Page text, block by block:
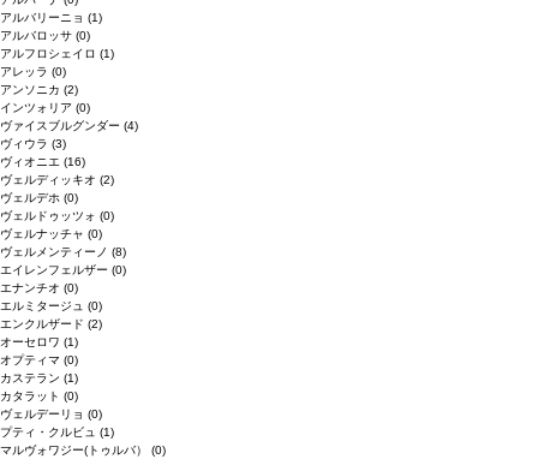
アルバリーニョ (1)
アルバロッサ (0)
アルフロシェイロ (1)
アレッラ (0)
アンソニカ (2)
インツォリア (0)
ヴァイスブルグンダー (4)
ヴィウラ (3)
ヴィオニエ (16)
ヴェルディッキオ (2)
ヴェルデホ (0)
ヴェルドゥッツォ (0)
ヴェルナッチャ (0)
ヴェルメンティーノ (8)
エイレンフェルザー (0)
エナンチオ (0)
エルミタージュ (0)
エンクルザード (2)
オーセロワ (1)
オプティマ (0)
カステラン (1)
カタラット (0)
ヴェルデーリョ (0)
プティ・クルビュ (1)
マルヴォワジー(トゥルバ） (0)